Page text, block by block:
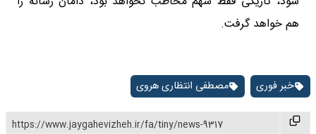
هم خواهد گرفت.
خبر فوری مصطفی انتظاری هروی
https://www.jaygahevizheh.ir/fa/tiny/news-9317